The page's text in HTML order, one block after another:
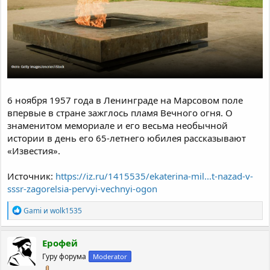
6 ноября 1957 года в Ленинграде на Марсовом поле
впервые в стране зажглось пламя Вечного огня. О
знаменитом мемориале и его весьма необычной
истории в день его 65-летнего юбилея рассказывают
«Известия».
Источник: https://iz.ru/1415535/ekaterina-mil...t-nazad-v-
sssr-zagorelsia-pervyi-vechnyi-ogon
Р
е
а
к
ц
и
Gami иwolk1535
Ерофей
Гуру форума Moderator